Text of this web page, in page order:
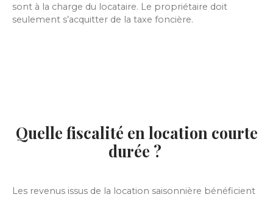
sont à la charge du locataire. Le propriétaire doit
seulement s’acquitter de la taxe foncière.
Quelle fiscalité en location courte
durée ?
Les revenus issus de la location saisonnière bénéficient